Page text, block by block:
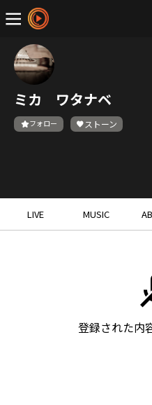
ミカ ワタナベ
フォロー ストーン
LIVE MUSIC
登録された内